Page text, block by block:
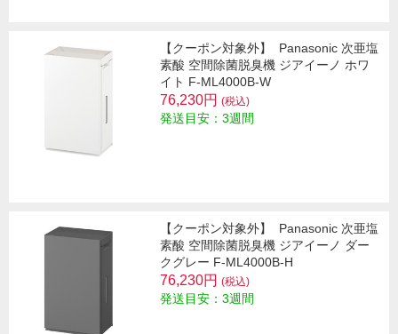
【クーポン対象外】
Panasonic 次亜塩
素酸 空間除菌脱臭機 ジアイーノ ホワ
イト F-ML4000B-W
76,230円 (税込)
発送目安：3週間
【クーポン対象外】
Panasonic 次亜塩
素酸 空間除菌脱臭機 ジアイーノ ダー
クグレー F-ML4000B-H
76,230円 (税込)
発送目安：3週間